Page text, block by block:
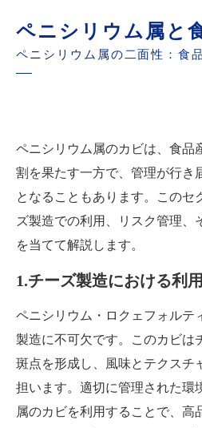
ペニシリウム属と
ペニシリウム属の二面性：食
ペニシリウム属のカビは、食品
割を果たす一方で、管理が行き
となることもあります。このセ
ズ製造での利用、リスク管理、
を当てて解説します。
1.チーズ製造における利用
ペニシリウム・ロクェフォルテ
製造に不可欠です。このカビは
斑点を形成し、風味とテクスチ
担います。適切に管理された環
属のカビを利用することで、高